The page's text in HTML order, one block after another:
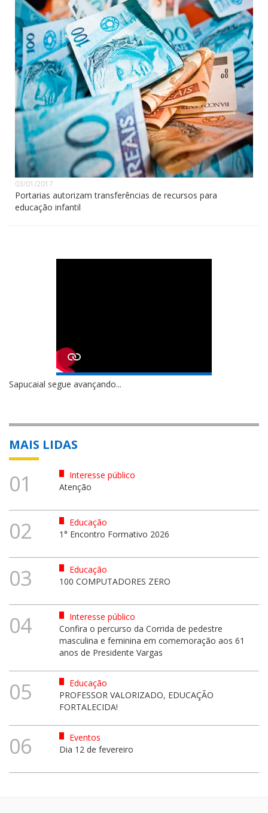
03/01/2017
Portarias autorizam transferências de recursos para
educação infantil
Sapucaial segue avançando...
MAIS LIDAS
01
Interesse público
Atenção
02
Educação
1° Encontro Formativo 2026
03
Educação
100 COMPUTADORES ZERO
04
Interesse público
Confira o percurso da Corrida de pedestre
masculina e feminina em comemoração aos 61
anos de Presidente Vargas
05
Educação
PROFESSOR VALORIZADO, EDUCAÇÃO
FORTALECIDA!
06
Eventos
Dia 12 de fevereiro